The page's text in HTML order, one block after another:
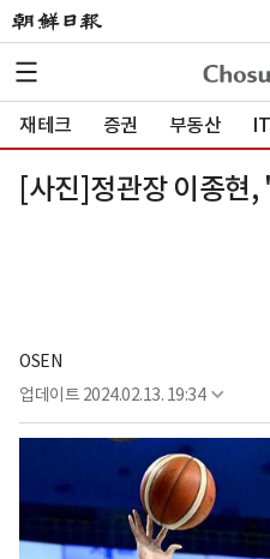
재테크 증권 부동산 IT
[사진]정관장 이종현
OSEN
업데이트 2024.02.13. 19:34